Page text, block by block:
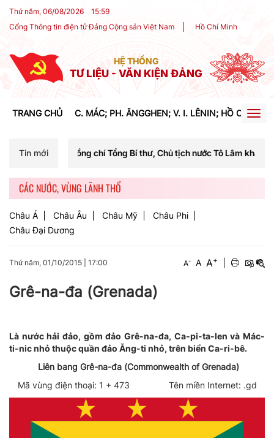
Thứ năm, 06/08/2026 15:59
Cổng Thông tin điện tử Đảng Cộng sản Việt Nam
Hồ Chí Minh
HỆ THỐNG
TƯ LIỆU - VĂN KIỆN ĐẢNG
TRANG CHỦ C. MÁC; PH. ĂNGGHEN; V. I. LÊNIN; HỒ CHÍ
Tin mới
chí Tổng Bí thư, Chủ tịch nước Tô Lâm khai mạc Hội nghị
CÁC NƯỚC, VÙNG LÃNH THỔ
Châu Á Châu Âu Châu Mỹ
Châu Phi
Châu Đại Dương
Thứ năm, 01/10/2015 17:00 A- A A+
Grê-na-đa (Grenada)
Là nước hải đảo, gồm đảo Grê-na-đa, Ca-pi-ta-len và Mác-
ti-nic nhỏ thuộc quần đảo Ăng-ti nhỏ, trên biển Ca-ri-bê.
Liên bang Grê-na-đa (Commonwealth of Grenada)
Mã vùng điện thoại: 1 + 473 Tên miền Internet: .gd